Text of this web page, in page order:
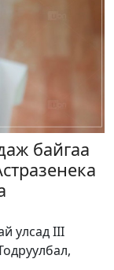
байгаа
улсад III